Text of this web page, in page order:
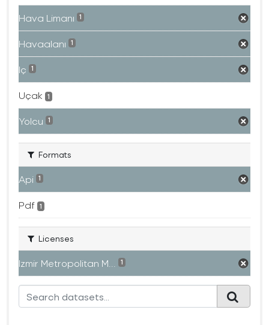
Hava Limanı 1
Havaalanı 1
Iç 1
Uçak 1
Yolcu 1
Formats
Api 1
Pdf 1
Licenses
Izmir Metropolitan M... 1